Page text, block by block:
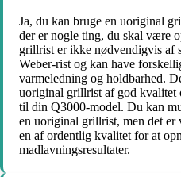
Ja, du kan bruge en uoriginal
der er nogle ting, du skal være
grillrist er ikke nødvendigvis af
Weber-rist og kan have
varmeledning og holdbarhed.
uoriginal grillrist af god kvalitet
til din Q3000-model. Du kan
en uoriginal grillrist, men det
en af ordentlig kvalitet for at
madlavningsresultater.